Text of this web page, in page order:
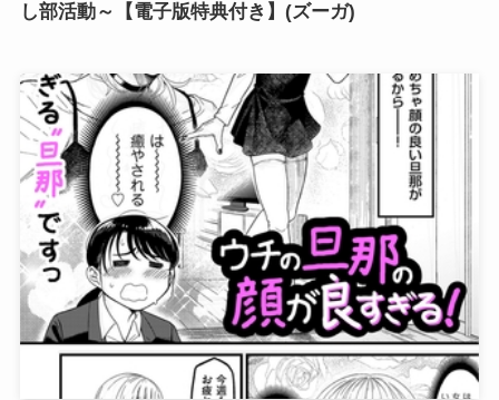
し部活動～【電子版特典付き】(ズーガ)